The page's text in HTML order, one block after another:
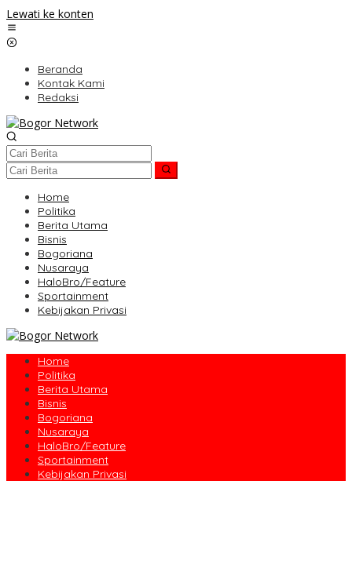
Lewati ke konten
Beranda
Kontak Kami
Redaksi
Home
Politika
Berita Utama
Bisnis
Bogoriana
Nusaraya
HaloBro/Feature
Sportainment
Kebijakan Privasi
Home
Politika
Berita Utama
Bisnis
Bogoriana
Nusaraya
HaloBro/Feature
Sportainment
Kebijakan Privasi